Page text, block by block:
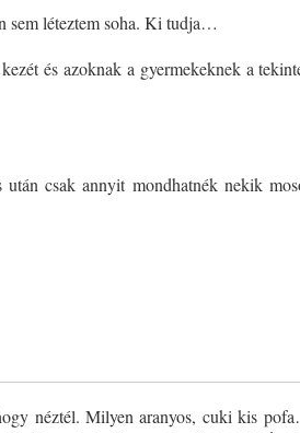
sem léteztem soha. Ki tudja…
és azoknak a gyermekeknek a
csak annyit mondhatnék nekik
néztél. Milyen aranyos, cuki kis